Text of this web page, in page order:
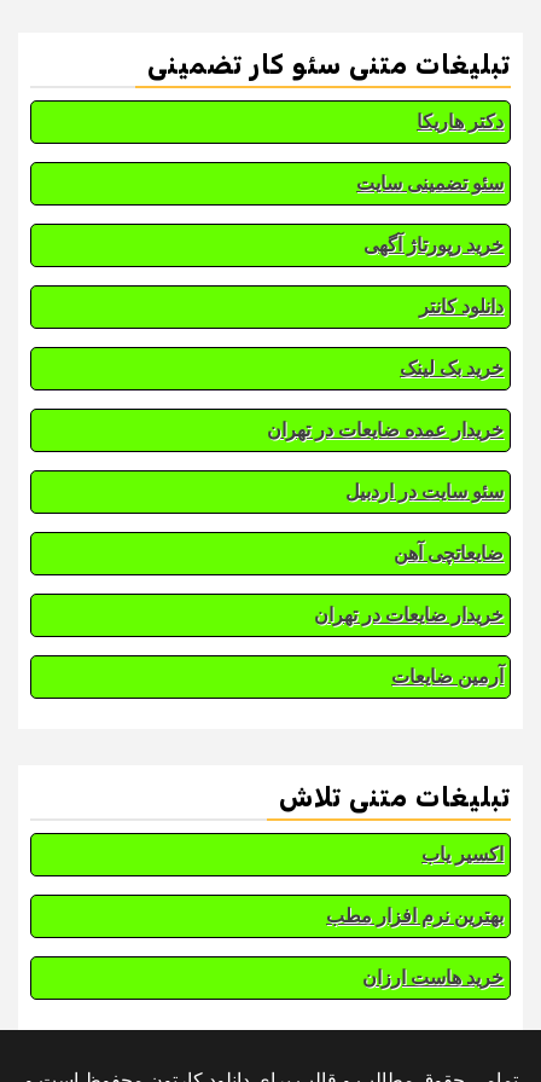
تبلیغات متنی سئو کار تضمینی
دکتر هاریکا
سئو تضمینی سایت
خرید رپورتاژ آگهی
دانلود کانتر
خرید بک لینک
خریدار عمده ضایعات در تهران
سئو سایت در اردبیل
ضایعاتچی آهن
خریدار ضایعات در تهران
آرمین ضایعات
تبلیغات متنی تلاش
اکسیر یاب
بهترین نرم افزار مطب
خرید هاست ارزان